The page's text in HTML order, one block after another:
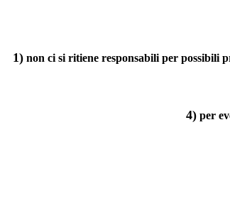
1) non ci si ritiene responsabili per possibili
4) per